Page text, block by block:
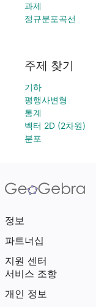
과제
정규분포곡선
주제 찾기
기하
평행사변형
통계
벡터 2D (2차원)
분포
정보
파트너십
지원 센터
서비스 조항
개인 정보